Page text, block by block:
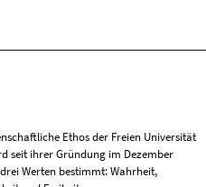
Ethos der Freien Universität
seit ihrer Gründung im Dezember
Werten bestimmt: Wahrheit,